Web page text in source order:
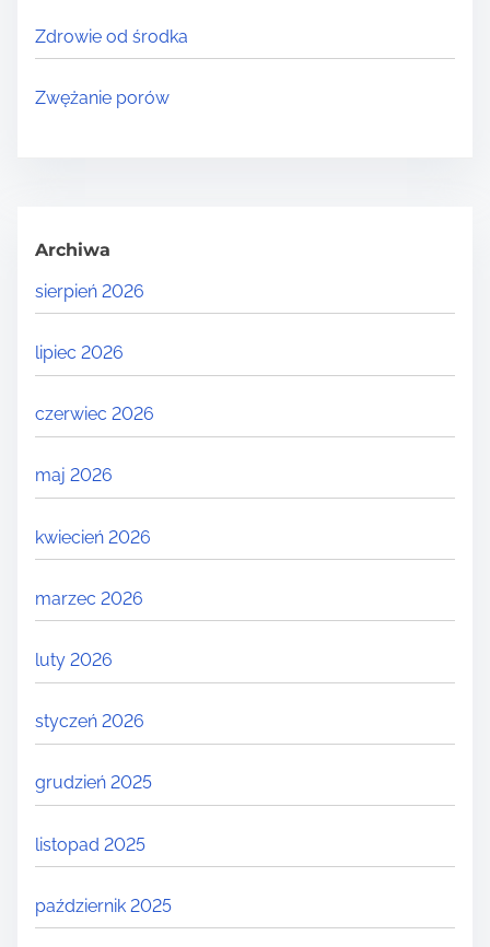
Zdrowie od środka
Zwężanie porów
Archiwa
sierpień 2026
lipiec 2026
czerwiec 2026
maj 2026
kwiecień 2026
marzec 2026
luty 2026
styczeń 2026
grudzień 2025
listopad 2025
październik 2025